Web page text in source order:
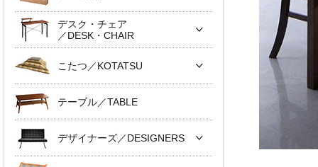
デスク・チェア
／DESK・CHAIR
こたつ／KOTATSU
テーブル／TABLE
デザイナーズ／DESIGNERS